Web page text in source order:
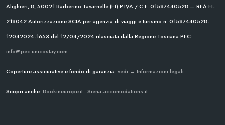
Alighieri, 8, 50021 Barberino Tavarnelle (FI) P.IVA / C.F. 01587440528 — REA FI-
218042Autorizzazione SCIA per agenzia di viaggi e turismo n. 01587440528-
12042024-1653 del 12/04/2024rilasciata dalla Regione Toscana PEC:
info@pec.unicostay.com
Coperture assicurative e fondo di garanzia: vedi → Informazioni legali
Scopri anche: Bookineurope.it • Siena-accomodations.it